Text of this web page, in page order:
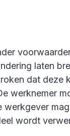
laten
dat deze
werknemer
werkgever
wordt